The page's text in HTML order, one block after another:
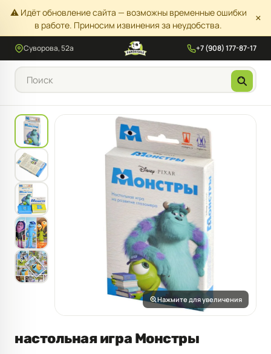
⚠️ Идёт обновление сайта — возможны временные ошибки
в работе. Приносим извинения за неудобства.
×
Суворова, 52а +7 (908) 177-87-17
Нажмите для увеличения
настольная игра Монстры